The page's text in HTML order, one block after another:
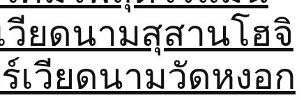
วียดนามสุสานโฮจิ
เวียดนามวัดหงอก